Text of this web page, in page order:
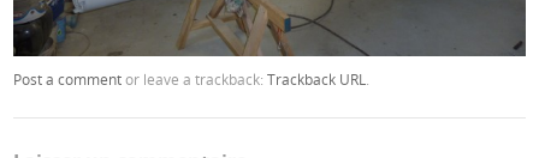
Post a commentor leave a trackback:Trackback URL